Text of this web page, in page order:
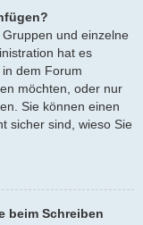
und einzelne
hat es
dem Forum
möchten, oder nur
Sie können einen
sicher sind, wieso Sie
beim Schreiben